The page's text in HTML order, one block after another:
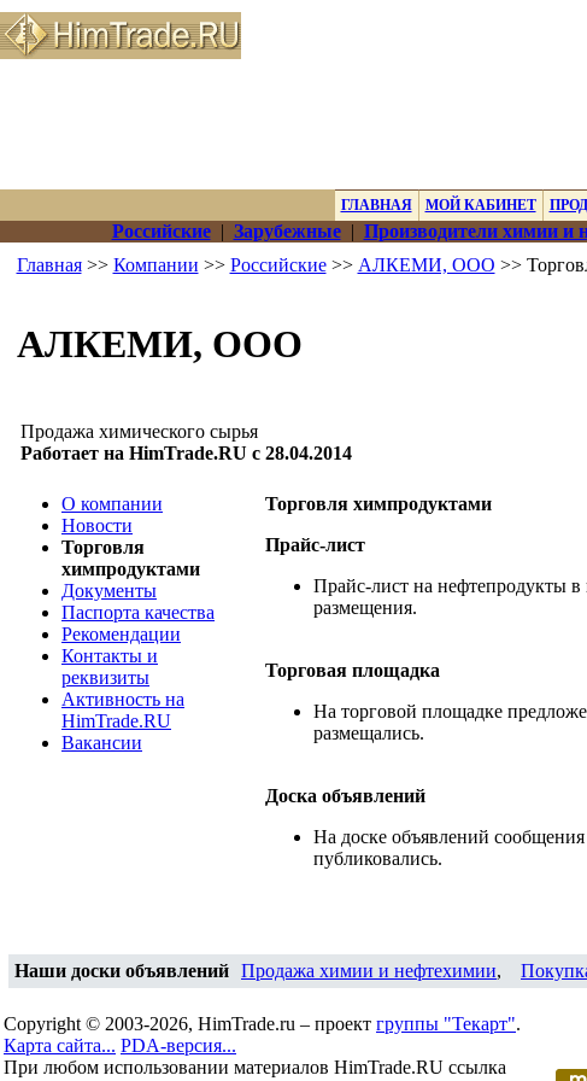
ГЛАВНАЯ МОЙ КАБИНЕТ
Российские| Зарубежные| Производители химии и
Главная>> Компании >> Российские>> АЛКЕМИ, ООО >>
АЛКЕМИ, ООО
Продажа химического сырья
Работает на HimTrade.RU с 28.04.2014
О компании
Новости
Торговля
химпродуктами
Документы
Паспорта качества
Рекомендации
Контакты и
реквизиты
Активность на
HimTrade.RU
Вакансии
Торговля химпродуктами
Прайс-лист
Прайс-лист на нефтепродукты в
размещения.
Торговая площадка
На торговой площадке
размещались.
Доска объявлений
На доске объявлений
публиковались.
Наши доски объявлений Продажа химии и нефтехимии,
Copyright © 2003-2026, HimTrade.ru – проект группы "Текарт".
Карта сайта... PDA-версия...
При любом использовании материалов HimTrade.RU ссылка